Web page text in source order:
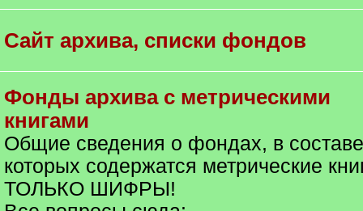
Сайт архива, списки фондов
Фонды архива с метрическими
книгами
Общие сведения о фондах, в составе
которых содержатся метрические
ТОЛЬКО ШИФРЫ!